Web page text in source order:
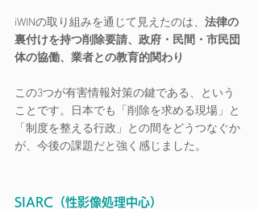
iWINの取り組みを通じて見えたのは、 法律の
裏付けを持つ削除要請、政府・民間・市民団
体の協働、業者との教育的関わり
この3つが有害情報対策の鍵である、という
ことです。日本でも「削除を求める現場」と
「制度を整える行政」との間をどうつなぐか
が、今後の課題だと強く感じました。
SIARC（性影像処理中心）